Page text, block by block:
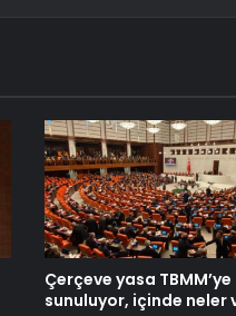
Çerçeve yasa TBMM’ye
sunuluyor, içinde neler